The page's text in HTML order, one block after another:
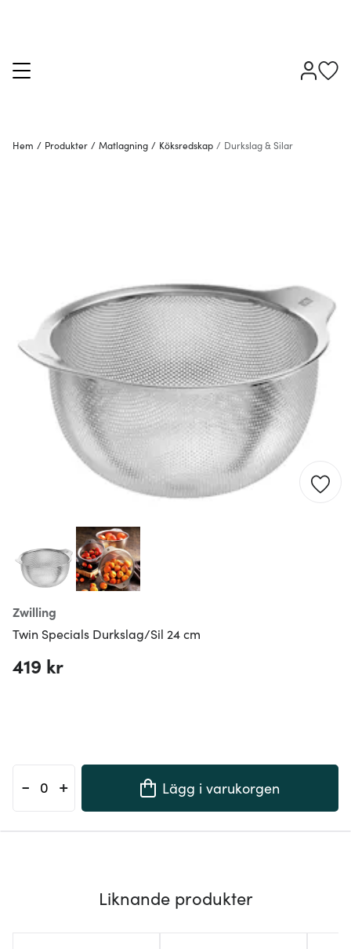
Hem / Produkter / Matlagning / Köksredskap / Durkslag & Silar
Zwilling
Twin Specials Durkslag/Sil 24 cm
419 kr
- + Lägg i varukorgen
Liknande produkter